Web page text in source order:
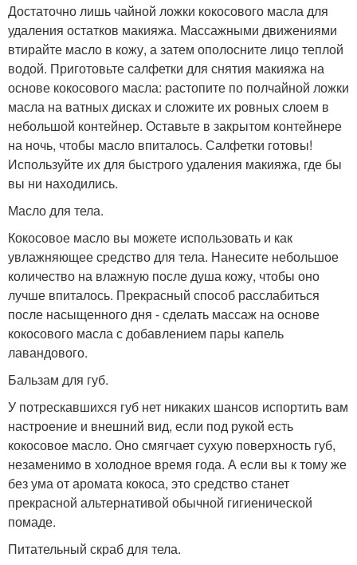
Достаточно лишь чайной ложки кокосового масла для
удаления остатков макияжа. Массажными движениями
втирайте масло в кожу, а затем ополосните лицо теплой
водой. Приготовьте салфетки для снятия макияжа на
основе кокосового масла: растопите по полчайной ложки
масла на ватных дисках и сложите их ровных слоем в
небольшой контейнер. Оставьте в закрытом контейнере
на ночь, чтобы масло впиталось. Салфетки готовы!
Используйте их для быстрого удаления макияжа, где бы
вы ни находились.
Масло для тела.
Кокосовое масло вы можете использовать и как
увлажняющее средство для тела. Нанесите небольшое
количество на влажную после душа кожу, чтобы оно
лучше впиталось. Прекрасный способ расслабиться
после насыщенного дня - сделать массаж на основе
кокосового масла с добавлением пары капель
лавандового.
Бальзам для губ.
У потрескавшихся губ нет никаких шансов испортить вам
настроение и внешний вид, если под рукой есть
кокосовое масло. Оно смягчает сухую поверхность губ,
незаменимо в холодное время года. А если вы к тому же
без ума от аромата кокоса, это средство станет
прекрасной альтернативой обычной гигиенической
помаде.
Питательный скраб для тела.